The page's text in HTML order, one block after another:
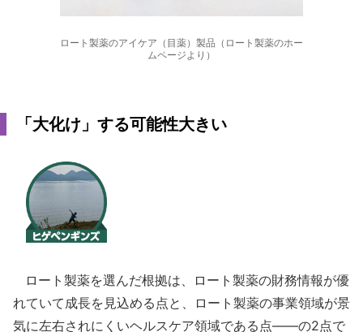
ロート製薬のアイケア（目薬）製品（ロート製薬のホー
ムページより）
「大化け」する可能性大きい
ロート製薬を選んだ根拠は、ロート製薬の財務情報が優
れていて成長を見込める点と、ロート製薬の事業領域が景
気に左右されにくいヘルスケア領域である点――の2点で